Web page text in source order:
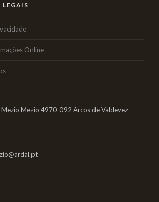
LEGAIS
Online
Mezio 4970-092 Arcos de Valdevez